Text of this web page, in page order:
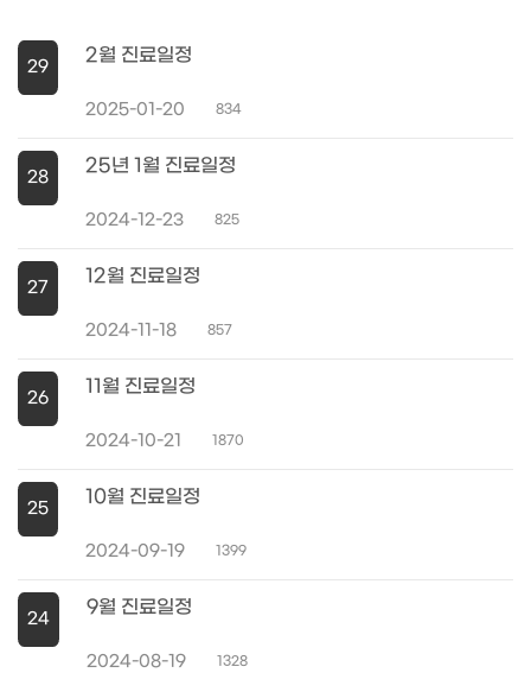
29
2월 진료일정
2025-01-20 834
28
25년 1월 진료일정
2024-12-23 825
27
12월 진료일정
2024-11-18 857
26
11월 진료일정
2024-10-21 1870
25
10월 진료일정
2024-09-19 1399
24
9월 진료일정
2024-08-19 1328